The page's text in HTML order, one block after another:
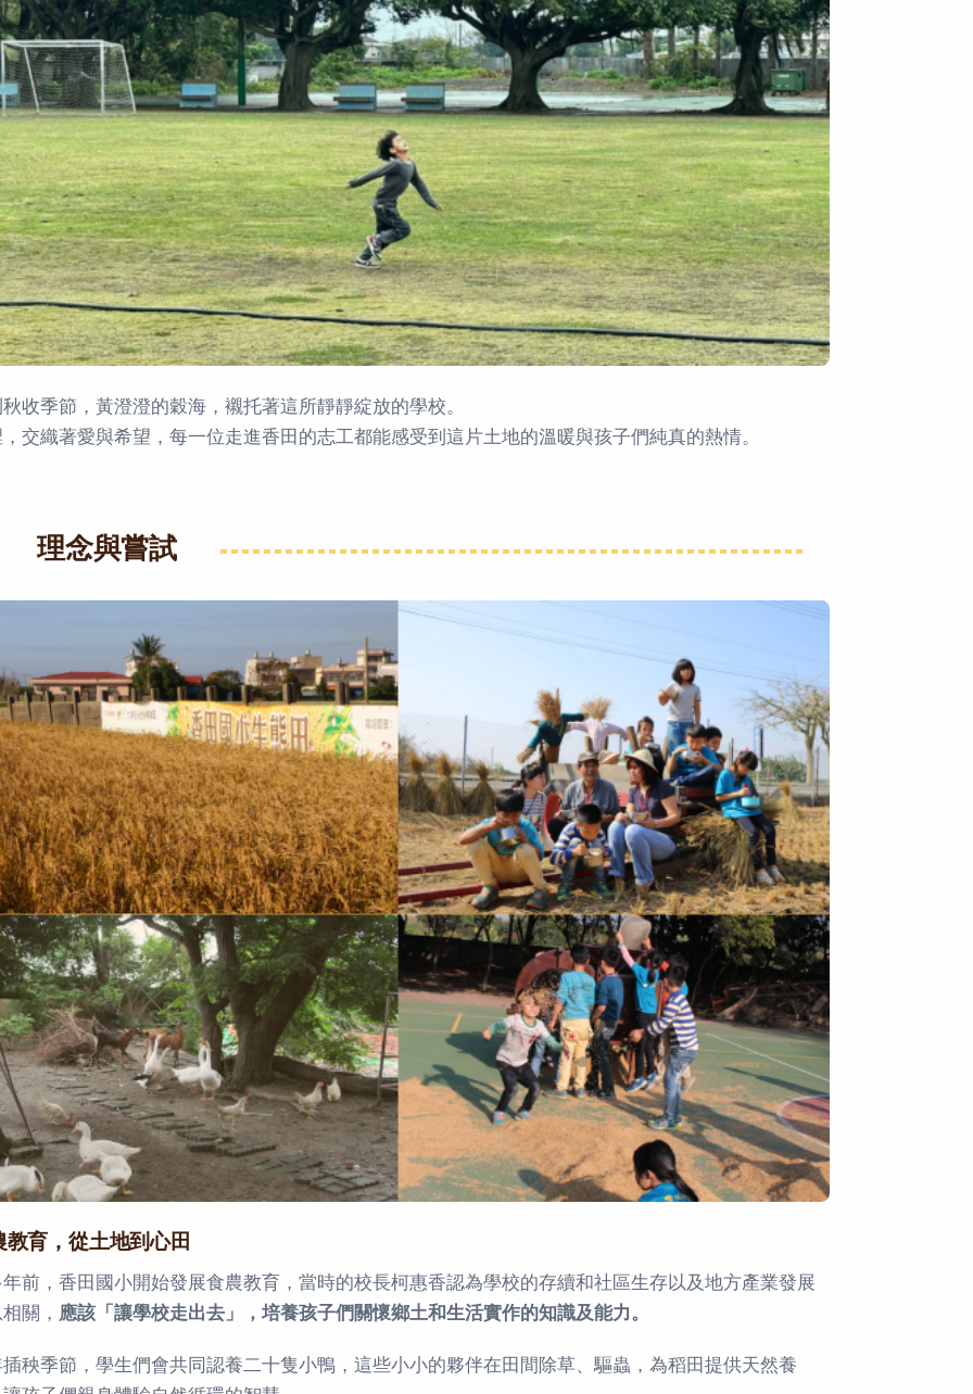
收季節，黃澄澄的穀海，襯托著這所靜靜綻放的學校。
交織著愛與希望，每一位走進香田的志工都能感受到這片土地的溫暖與孩子們純真的熱情。
理念與嘗試
教育，從土地到心田
前，香田國小開始發展食農教育，當時的校長柯惠香認為學校的存續和社區生存以及地方產業發展
關， 應該「讓學校走出去」，培養孩子們關懷鄉土和生活實作的知識及能力。
秧季節，學生們會共同認養二十隻小鴨，這些小小的夥伴在田間除草、驅蟲，為稻田提供天然養